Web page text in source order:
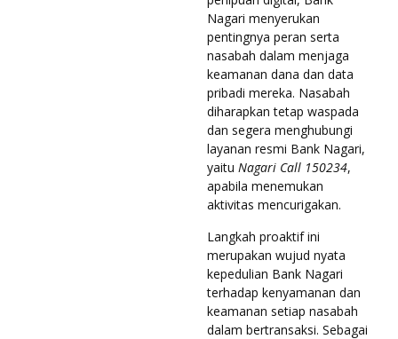
Nagari menyerukan
pentingnya peran serta
nasabah dalam menjaga
keamanan dana dan data
pribadi mereka. Nasabah
diharapkan tetap waspada
dan segera menghubungi
layanan resmi Bank Nagari,
yaitu Nagari Call 150234,
apabila menemukan
aktivitas mencurigakan.
Langkah proaktif ini
merupakan wujud nyata
kepedulian Bank Nagari
terhadap kenyamanan dan
keamanan setiap nasabah
dalam bertransaksi. Sebagai